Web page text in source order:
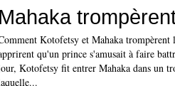
Mahaka
Kotofetsy et Mahaka
qu'un prince s'amusait à faire
Kotofetsy fit entrer Mahaka dans un